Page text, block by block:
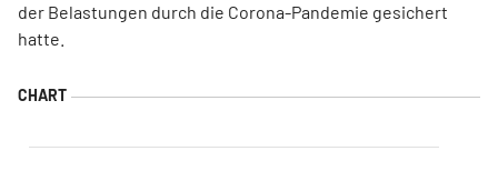
der Belastungen durch die Corona-Pandemie gesichert
hatte.